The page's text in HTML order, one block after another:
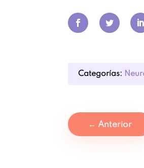
Categorías:
← Anterior